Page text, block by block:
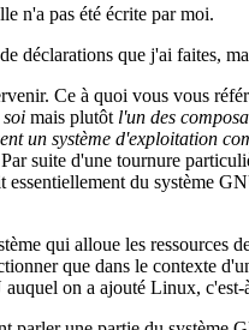
n'a pas été écrite par moi.
déclarations que j'ai faites,
Ce à quoi vous vous
soi mais plutôt l'un des
un système d'exploitation
suite d'une tournure
essentiellement du système
qui alloue les ressources
que dans le contexte
on a ajouté Linux,